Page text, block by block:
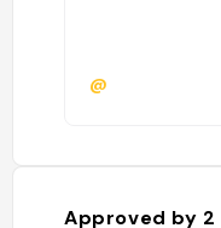
@
Approved by 2